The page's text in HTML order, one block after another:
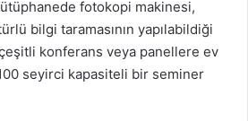
fotokopi makinesi,
bilgi taramasının yapılabildiği
konferans veya panellere ev
seyirci kapasiteli bir seminer